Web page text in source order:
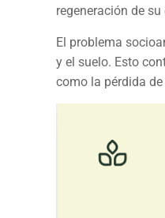
regeneración de
El problema
y el suelo. Esto
como la pérdida